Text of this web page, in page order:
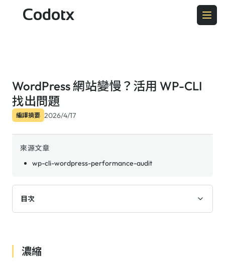
Codotx
WordPress 網站變慢？活用 WP-CLI
找出問題
編譯摘要 2026/4/17
來源文章
wp-cli-wordpress-performance-audit
目次
濃縮